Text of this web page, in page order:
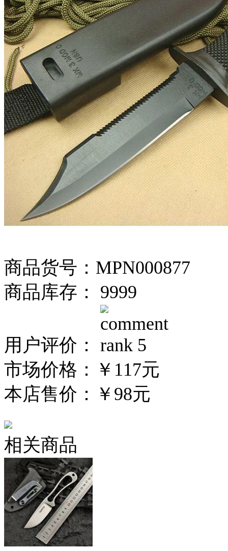
商品货号：MPN000877
商品库存： 9999
用户评价：
市场价格： ￥117元
本店售价： ￥98元
相关商品